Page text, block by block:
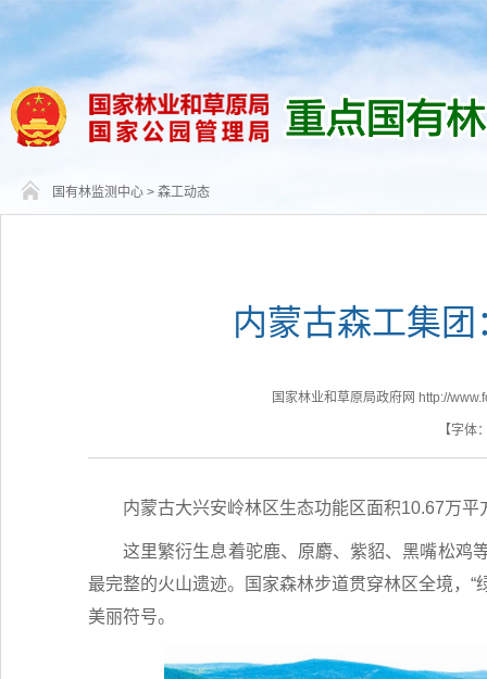
国有林监测中心 > 森工动态
内蒙古森工集团
国家林业和草原局政府网 http://
【字体
内蒙古大兴安岭林区生态功能区面积10.67万
这里繁衍生息着驼鹿、原麝、紫貂、黑嘴松鸡
最完整的火山遗迹。国家森林步道贯穿林区全境，“
美丽符号。